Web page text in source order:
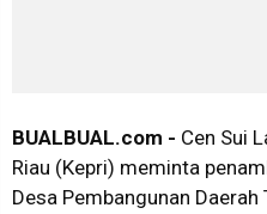
BUALBUAL.com - Cen Sui
Riau (Kepri) meminta
Desa Pembangunan